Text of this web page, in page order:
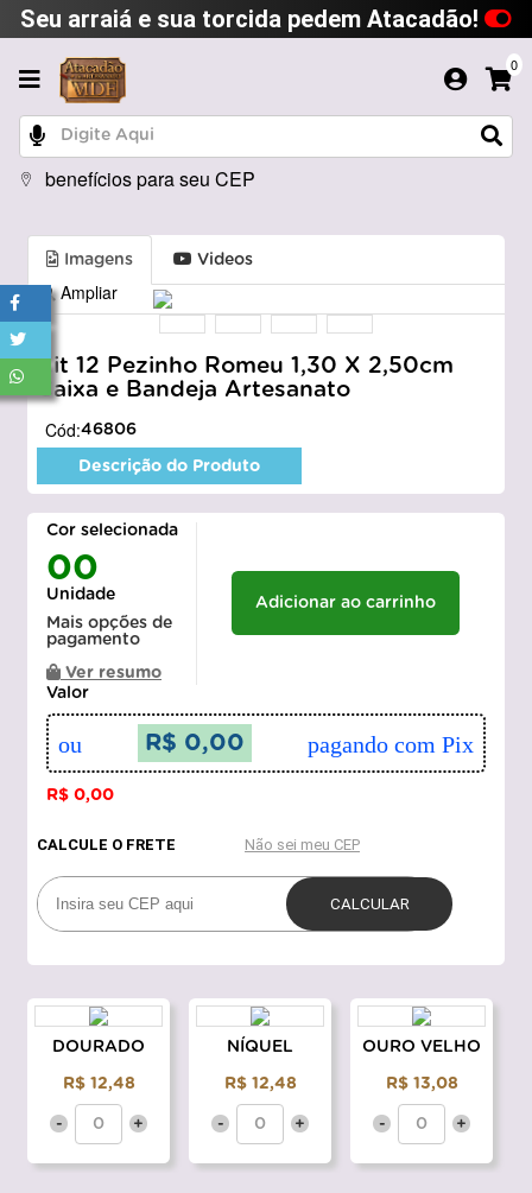
Seu arraiá e sua torcida pedem Atacadão!
0
benefícios para seu CEP
Imagens Videos
Ampliar
Kit 12 Pezinho Romeu 1,30 X 2,50cm
Caixa e Bandeja Artesanato
Cód:46806
Descrição do Produto
Cor selecionada
00
Unidade
Mais opções de
pagamento
Ver resumo
Adicionar ao carrinho
Valor
ou R$ 0,00 pagando com Pix
R$ 0,00
DOURADO
R$ 12,48
- +
NÍQUEL
R$ 12,48
- +
OURO VELHO
R$ 13,08
- +